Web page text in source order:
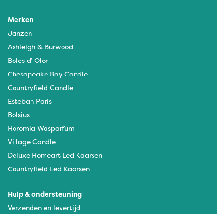
Merken
Janzen
Ashleigh & Burwood
Boles d’ Olor
Chesapeake Bay Candle
Countryfield Candle
Esteban Paris
Bolsius
Horomia Wasparfum
Village Candle
Deluxe Homeart Led Kaarsen
Countryfield Led Kaarsen
Hulp & ondersteuning
Verzenden en levertijd